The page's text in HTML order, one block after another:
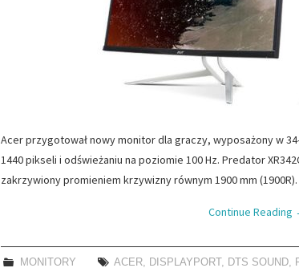
Acer przygotował nowy monitor dla graczy, wyposażony w
1440 pikseli i odświeżaniu na poziomie 100 Hz. Predator
zakrzywiony promieniem krzywizny równym 1900 mm
Continue Reading
MONITORY ACER DISPLAYPORT, DTS SOUND